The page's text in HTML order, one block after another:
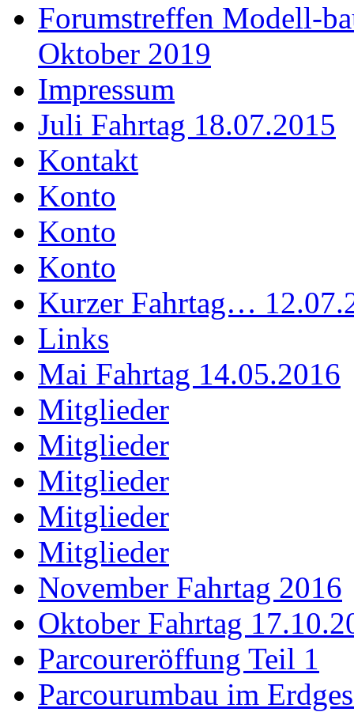
Forumstreffen Modell-
Oktober 2019
Impressum
Juli Fahrtag 18.07.2015
Kontakt
Konto
Konto
Konto
Kurzer Fahrtag…
Links
Mai Fahrtag 14.05.2016
Mitglieder
Mitglieder
Mitglieder
Mitglieder
Mitglieder
November Fahrtag 2016
Oktober Fahrtag
Parcoureröffung Teil 1
Parcourumbau im